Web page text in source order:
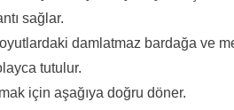
sağlar.
damlatmaz bardağa ve
tutulur.
için aşağıya doğru döner.